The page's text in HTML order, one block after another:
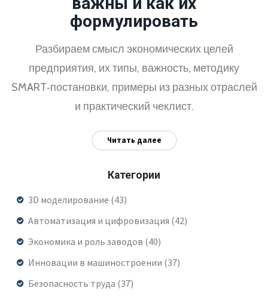
формулировать
Разбираем смысл экономических целей
предприятия, их типы, важность, методику
SMART‑постановки, примеры из разных отраслей
и практический чеклист.
Читать далее
Категории
3D моделирование (43)
Автоматизация и цифровизация (42)
Экономика и роль заводов (40)
Инновации в машиностроении (37)
Безопасность труда (37)